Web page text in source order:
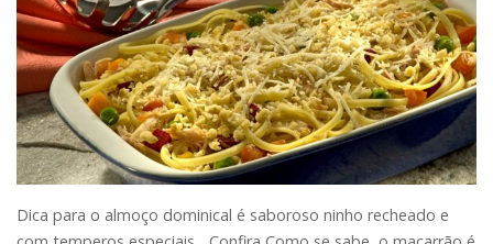
Dica para o almoço dominical é saboroso ninho recheado e